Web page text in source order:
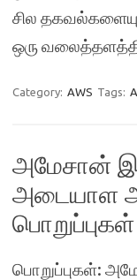
சில
ஒரு
Category: AWS Tags:
அமேசான்
அடையாள
பொறுப்புகள்
பொறுப்புகள்: